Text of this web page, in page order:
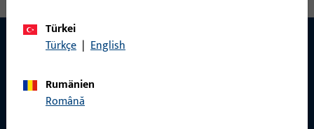
KONTAKT
Wir helfen Ihnen gern!
Türkei
Türkçe | English
Rumänien
Română